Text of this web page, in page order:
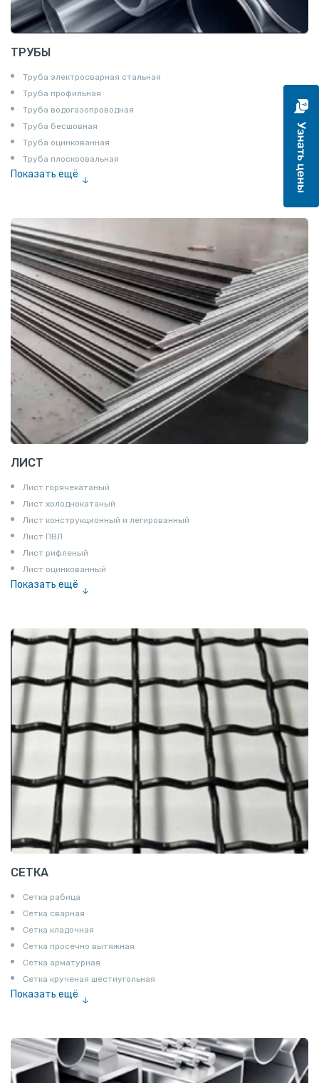
ТРУБЫ
Труба электросварная стальная
Труба профильная
Труба водогазопроводная
Труба бесшовная
Труба оцинкованная
Труба плоскоовальная
Показать ещё
ЛИСТ
Лист горячекатаный
Лист холоднокатаный
Лист конструкционный и легированный
Лист ПВЛ
Лист рифленый
Лист оцинкованный
Показать ещё
СЕТКА
Сетка рабица
Сетка сварная
Сетка кладочная
Сетка просечно вытяжная
Сетка арматурная
Сетка крученая шестиугольная
Показать ещё